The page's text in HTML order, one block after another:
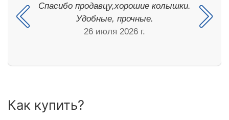
Спасибо продавцу,хорошие колышки.
Удобные, прочные.
26 июля 2026 г.
Как купить?